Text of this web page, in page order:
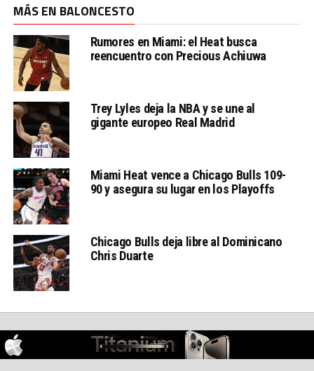
MÁS EN BALONCESTO
Rumores en Miami: el Heat busca
reencuentro con Precious Achiuwa
Trey Lyles deja la NBA y se une al
gigante europeo Real Madrid
Miami Heat vence a Chicago Bulls 109-
90 y asegura su lugar en los Playoffs
Chicago Bulls deja libre al Dominicano
Chris Duarte